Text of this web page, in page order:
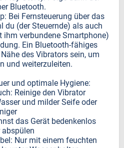
Bluetooth.
Bei Fernsteuerung über das
du (der Steuernde) als auch
ihm verbundene Smartphone)
Ein Bluetooth-fähiges
des Vibrators sein, um
und weiterzuleiten.
und optimale Hygiene:
Reinige den Vibrator
und milder Seife oder
das Gerät bedenkenlos
abspülen
Nur mit einem feuchten